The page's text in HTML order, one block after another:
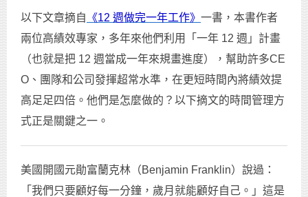
以下文章摘自 《12 週做完一年工作》 一書，本書作者
兩位高績效專家，多年來他們利用「一年 12 週」計畫
（也就是把 12 週當成一年來規畫進度），幫助許多CE
O、團隊和公司發揮超常水準，在更短時間內將績效提
高足足四倍。他們是怎麼做的？以下摘文的時間管理方
式正是關鍵之一。
美國開國元勛富蘭克林（Benjamin Franklin）說過：
「我們只要顧好每一分鐘，歲月就能顧好自己。」這是